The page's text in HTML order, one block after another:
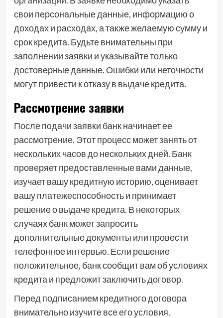
свои персональные данные, информацию о
доходах и расходах, а также желаемую сумму и
срок кредита. Будьте внимательны при
заполнении заявки и указывайте только
достоверные данные. Ошибки или неточности
могут привести к отказу в выдаче кредита.
Рассмотрение заявки
После подачи заявки банк начинает ее
рассмотрение. Этот процесс может занять от
нескольких часов до нескольких дней. Банк
проверяет предоставленные вами данные,
изучает вашу кредитную историю, оценивает
вашу платежеспособность и принимает
решение о выдаче кредита. В некоторых
случаях банк может запросить
дополнительные документы или провести
телефонное интервью. Если решение
положительное, банк сообщит вам об условиях
кредита и предложит заключить договор.
Перед подписанием кредитного договора
внимательно изучите все его условия.